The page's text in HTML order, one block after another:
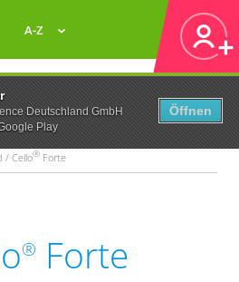
Deutschland GmbH
Play
Öffnen
A-Z
/ Cello® Forte
® Forte